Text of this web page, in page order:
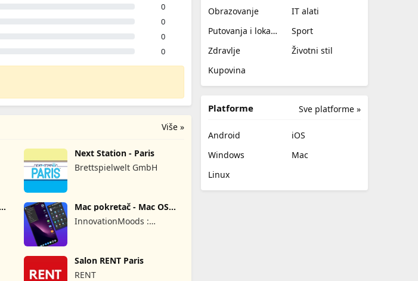
0
0
0
0
Više »
Next Station - Paris
Brettspielwelt GmbH
Mac pokretač - Mac OS
pokretač
InnovationMoods :
Salon RENT Paris
RENT
Obrazovanje
IT alati
Putovanja i lokalno
Sport
Zdravlje
Životni stil
Kupovina
Sve platforme »
Platforme
Android
iOS
Windows
Mac
Linux